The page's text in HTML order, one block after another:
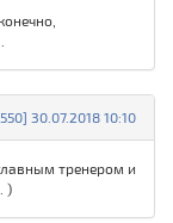
30.07.2018 10:10
тренером и
)